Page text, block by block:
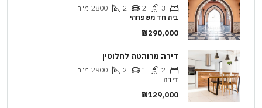
3
2
2
2800 מ"ר
בית חד משפחתי
₪290,000
דירה מרוהטת לחלוטין
2
1
2
2900 מ"ר
דירה
₪129,000